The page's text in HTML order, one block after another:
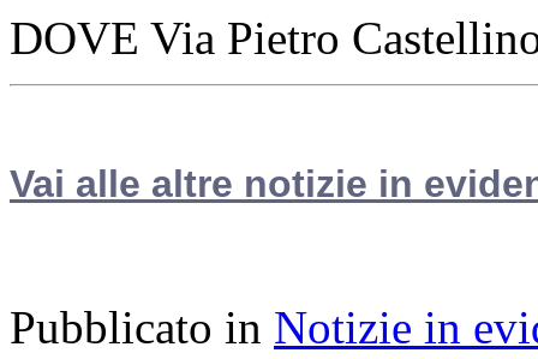
DOVE Via Pietro
Vai alle altre notizie in
Pubblicato in Notizie in